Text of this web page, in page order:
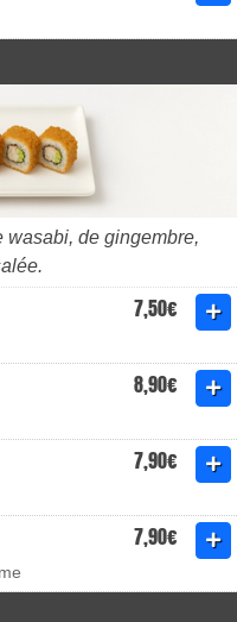
wasabi, de gingembre,
7,50€
8,90€
7,90€
7,90€